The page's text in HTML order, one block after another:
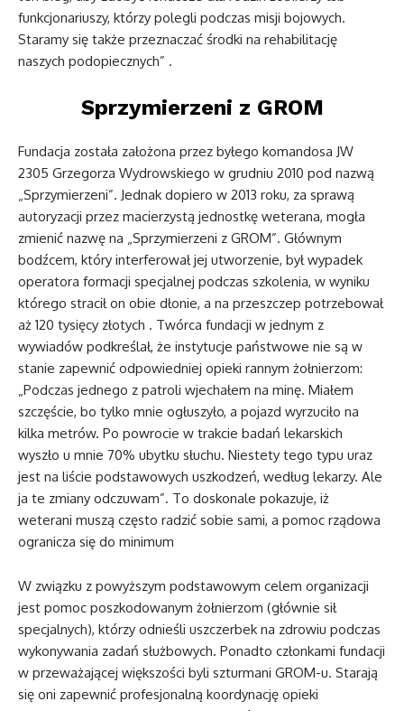
funkcjonariuszy, którzy polegli podczas misji bojowych.
Staramy się także przeznaczać środki na rehabilitację
naszych podopiecznych” .
Sprzymierzeni z GROM
Fundacja została założona przez byłego komandosa JW
2305 Grzegorza Wydrowskiego w grudniu 2010 pod nazwą
„Sprzymierzeni”. Jednak dopiero w 2013 roku, za sprawą
autoryzacji przez macierzystą jednostkę weterana, mogła
zmienić nazwę na „Sprzymierzeni z GROM”. Głównym
bodźcem, który interferował jej utworzenie, był wypadek
operatora formacji specjalnej podczas szkolenia, w wyniku
którego stracił on obie dłonie, a na przeszczep potrzebował
aż 120 tysięcy złotych . Twórca fundacji w jednym z
wywiadów podkreślał, że instytucje państwowe nie są w
stanie zapewnić odpowiedniej opieki rannym żołnierzom:
„Podczas jednego z patroli wjechałem na minę. Miałem
szczęście, bo tylko mnie ogłuszyło, a pojazd wyrzuciło na
kilka metrów. Po powrocie w trakcie badań lekarskich
wyszło u mnie 70% ubytku słuchu. Niestety tego typu uraz
jest na liście podstawowych uszkodzeń, według lekarzy. Ale
ja te zmiany odczuwam”. To doskonale pokazuje, iż
weterani muszą często radzić sobie sami, a pomoc rządowa
ogranicza się do minimum
W związku z powyższym podstawowym celem organizacji
jest pomoc poszkodowanym żołnierzom (głównie sił
specjalnych), którzy odnieśli uszczerbek na zdrowiu podczas
wykonywania zadań służbowych. Ponadto członkami fundacji
w przeważającej większości byli szturmani GROM-u. Starają
się oni zapewnić profesjonalną koordynację opieki